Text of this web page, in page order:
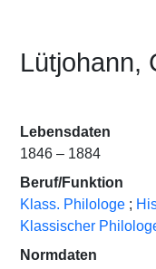
Lütjohann,
Lebensdaten
1846 – 1884
Beruf/Funktion
Klass. Philologe ;
Klassischer
Normdaten